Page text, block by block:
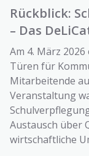
Rückblick:
– Das
Am 4. März
Türen für
Mitarbeitende
Veranstaltung
Austausch über
wirtschaftliche